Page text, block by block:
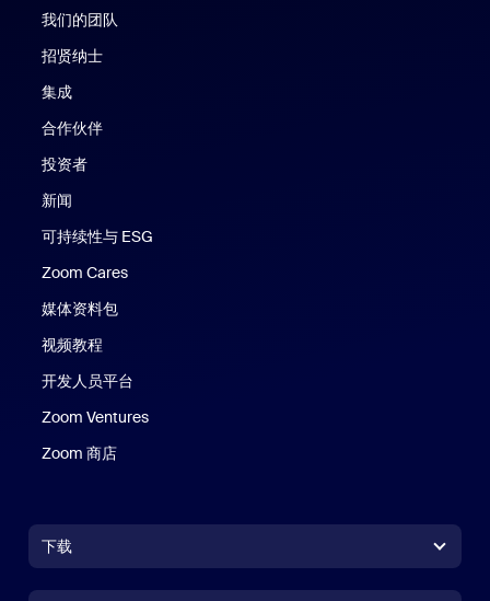
我们的团队
招贤纳士
集成
合作伙伴
投资者
新闻
可持续性与 ESG
Zoom Cares
媒体资料包
视频教程
开发人员平台
Zoom Ventures
Zoom 商店
下载